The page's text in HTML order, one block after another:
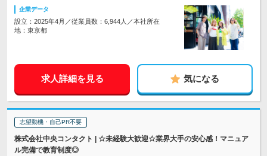
企業データ
設立：2025年4月／従業員数：6,944人／本社所在
地：東京都
求人詳細を見る 気になる
志望動機・自己PR不要
株式会社中央コンタクト | ☆未経験大歓迎☆業界大手の安心感！マニュア
ル完備で教育制度◎